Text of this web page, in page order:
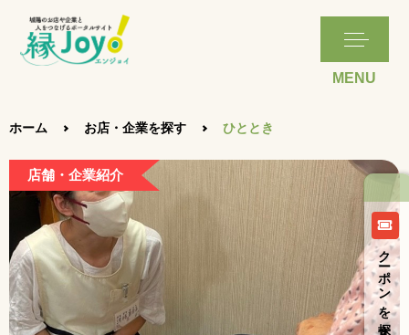
クーポンを探す
ホーム お店・企業を探す ひととき
店舗・企業紹介